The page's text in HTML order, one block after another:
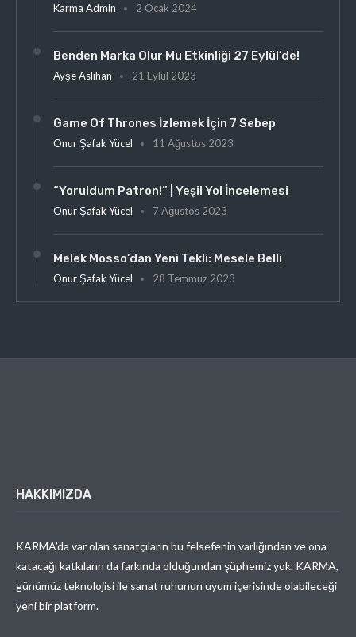
Karma Admin 2 Ocak 2024
Benden Marka Olur Mu Etkinliği 27 Eylül’de!
Ayşe Aslıhan 21 Eylül 2023
Game Of Thrones İzlemek İçin 7 Sebep
Onur Şafak Yücel 11 Ağustos 2023
“Yoruldum Patron!” | Yeşil Yol İncelemesi
Onur Şafak Yücel 7 Ağustos 2023
Melek Mosso’dan Yeni Tekli: Mesele Belli
Onur Şafak Yücel 28 Temmuz 2023
HAKKIMIZDA
KARMA’da var olan sanatçıların bu felsefenin varlığından ve ona
katacağı katkıların da farkında olduğundan şüphemiz yok. KARMA,
günümüz teknolojisi ile sanat ruhunun uyum içerisinde olabileceği
yeni bir platform.